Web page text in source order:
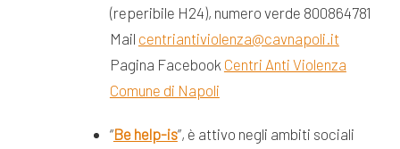
(reperibile H24), numero verde 800864781
Mail centriantiviolenza@cavnapoli.it
Pagina Facebook Centri Anti Violenza
Comune di Napoli
“Be help-is”, è attivo negli ambiti sociali